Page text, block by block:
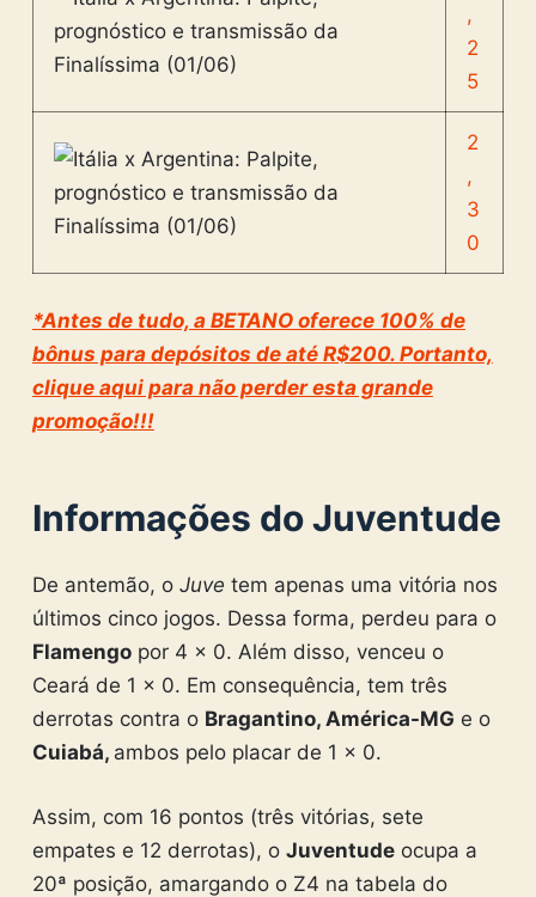
,
2
5
2
,
3
0
*Antes de tudo, a BETANO oferece 100% de
bônus para depósitos de até R$200. Portanto,
clique aqui para não perder esta grande
promoção!!!
Informações do Juventude
De antemão, o Juve tem apenas uma vitória nos
últimos cinco jogos. Dessa forma, perdeu para o
Flamengopor 4 x 0. Além disso, venceu o
Ceará de 1 x 0. Em consequência, tem três
derrotas contra o Bragantino, América-MG e o
Cuiabá, ambos pelo placar de 1 x 0.
Assim, com 16 pontos (três vitórias, sete
empates e 12 derrotas), o Juventudeocupa a
20ª posição, amargando o Z4 na tabela do